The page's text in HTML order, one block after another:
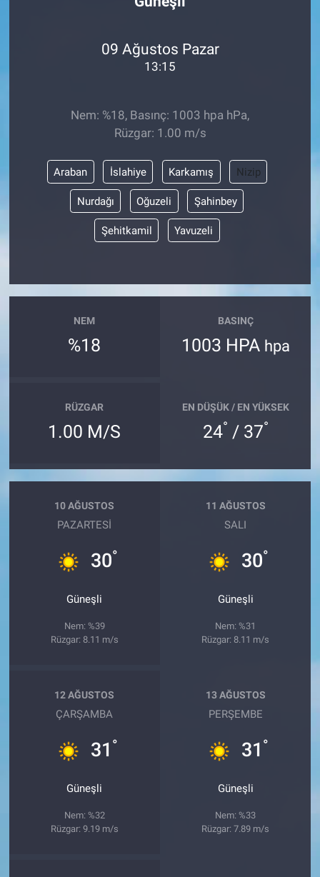
09 Ağustos Pazar
13:15
Nem: %18, Basınç: 1003 hpa hPa,
Rüzgar: 1.00 m/s
Araban İslahiye Karkamış Nizip
Nurdağı Oğuzeli Şahinbey
Şehitkamil Yavuzeli
NEM
%18
BASINÇ
1003 HPA hpa
RÜZGAR
1.00 M/S
EN DÜŞÜK / EN YÜKSEK
24° / 37°
10 AĞUSTOS
PAZARTESI
30°
Güneşli
Nem: %39
Rüzgar: 8.11 m/s
11 AĞUSTOS
SALI
30°
Güneşli
Nem: %31
Rüzgar: 8.11 m/s
12 AĞUSTOS
ÇARŞAMBA
31 °
Güneşli
Nem: %32
Rüzgar: 9.19 m/s
13 AĞUSTOS
PERŞEMBE
31 °
Güneşli
Nem: %33
Rüzgar: 7.89 m/s
BİLİM VE TEKNOLOJİ
Şambayat Haber